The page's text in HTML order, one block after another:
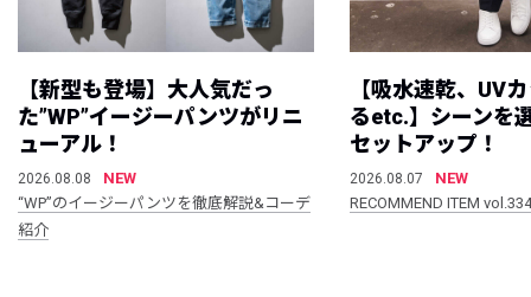
【新型も登場】大人気だっ
た”WP”イージーパンツがリニ
ューアル！
2026.08.08
NEW
“WP”のイージーパンツを徹底解説&コーデ
紹介
【吸水速乾、UV
るetc.】シーンを
セットアップ！
2026.08.07
NEW
RECOMMEND ITEM vol.334